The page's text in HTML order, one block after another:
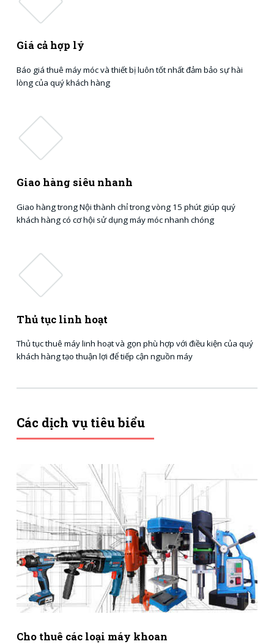
Giá cả hợp lý
Báo giá thuê máy móc và thiết bị luôn tốt nhất đảm bảo sự hài
lòng của quý khách hàng
Giao hàng siêu nhanh
Giao hàng trong Nội thành chỉ trong vòng 15 phút giúp quý
khách hàng có cơ hội sử dụng máy móc nhanh chóng
Thủ tục linh hoạt
Thủ tục thuê máy linh hoạt và gọn phù hợp với điều kiện của quý
khách hàng tạo thuận lợi để tiếp cận nguồn máy
Các dịch vụ tiêu biểu
Cho thuê các loại máy khoan